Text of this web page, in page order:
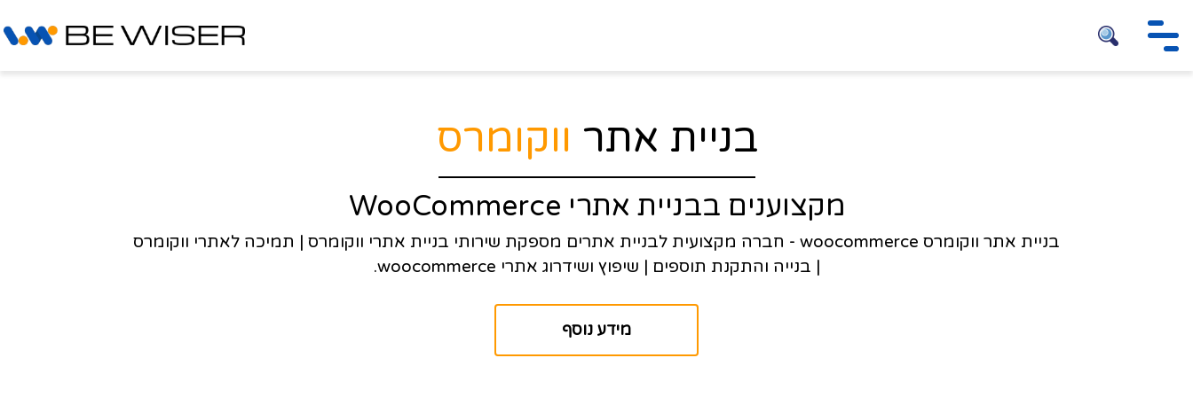
חיפוש
בניית אתר ווקומרס
מקצוענים בבניית אתרי WooCommerce
בניית אתר ווקומרס woocommerce - חברה מקצועית לבניית אתרים מספקת שירותי בניית אתרי ווקומרס | תמיכה לאתרי ווקומרס
| בנייה והתקנת תוספים | שיפוץ ושידרוג אתרי woocommerce.
מידע נוסף
בניית